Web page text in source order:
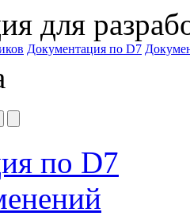
для
Документация по D7
по D7